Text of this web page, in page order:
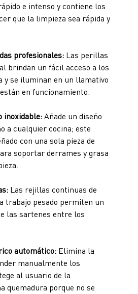
e intenso y contiene los
que la limpieza sea rápida y
profesionales:Las perillas
brindan un fácil acceso a los
y se iluminan en un llamativo
en funcionamiento.
inoxidable:Añade un diseño
a cualquier cocina; este
con una sola pieza de
soportar derrames y grasa
Las rejillas continuas de
trabajo pesado permiten un
las sartenes entre los
automático:Elimina la
manualmente los
al usuario de la
quemadura porque no se